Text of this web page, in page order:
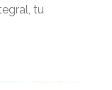
tu